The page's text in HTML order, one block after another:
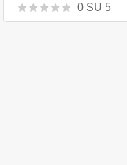
0 SU 5